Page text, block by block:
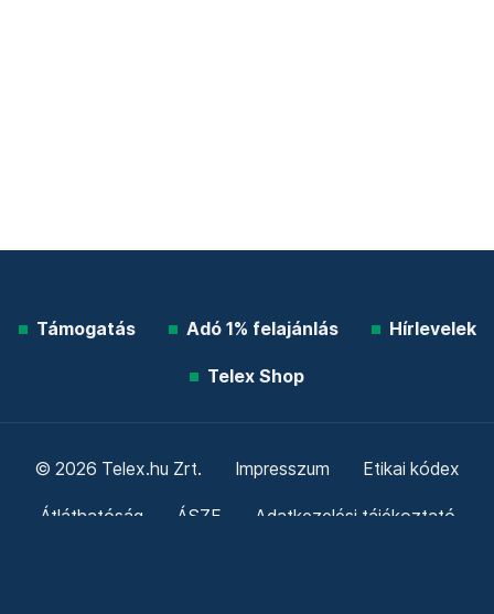
Támogatás Adó 1% felajánlás Hírlevelek
Telex Shop
© 2026 Telex.hu Zrt. Impresszum Etikai kódex
Átláthatóság ÁSZF Adatkezelési tájékoztató